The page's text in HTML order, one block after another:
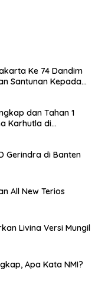
Ke 74 Dandim
Santunan Kepada
dan Tahan 1
Karhutla di
Gerindra di Banten
All New Terios
Livina Versi Mungil
Apa Kata NMI?